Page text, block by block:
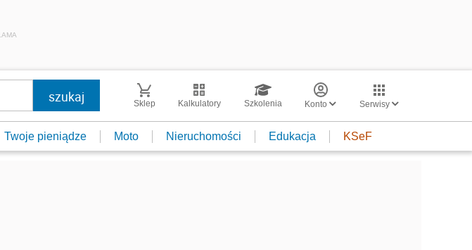
Sklep Kalkulatory Szkolenia Konto Serwisy
Twoje pieniądze Moto Nieruchomości Edukacja KSeF